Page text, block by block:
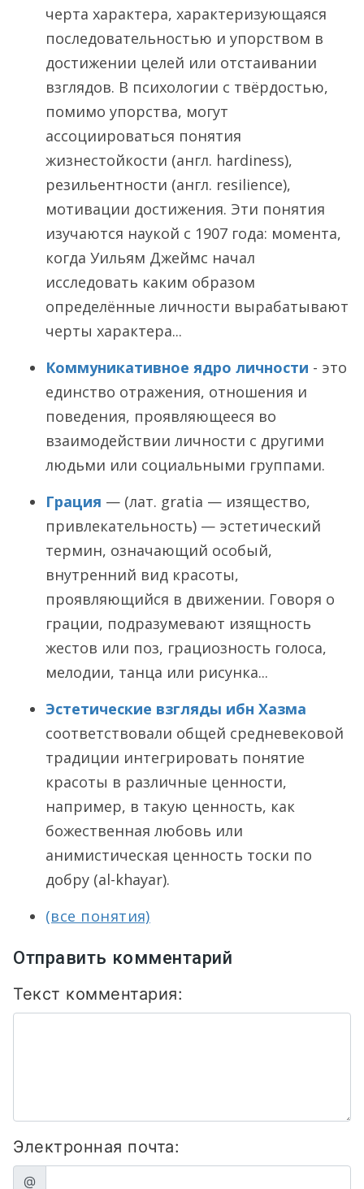
черта характера, характеризующаяся
последовательностью и упорством в
достижении целей или отстаивании
взглядов. В психологии с твёрдостью,
помимо упорства, могут
ассоциироваться понятия
жизнестойкости (англ. hardiness),
резильентности (англ. resilience),
мотивации достижения. Эти понятия
изучаются наукой с 1907 года: момента,
когда Уильям Джеймс начал
исследовать каким образом
определённые личности вырабатывают
черты характера...
Коммуникативное ядро личности - это
единство отражения, отношения и
поведения, проявляющееся во
взаимодействии личности с другими
людьми или социальными группами.
Грация — (лат. gratia — изящество,
привлекательность) — эстетический
термин, означающий особый,
внутренний вид красоты,
проявляющийся в движении. Говоря о
грации, подразумевают изящность
жестов или поз, грациозность голоса,
мелодии, танца или рисунка...
Эстетические взгляды ибн Хазма
соответствовали общей средневековой
традиции интегрировать понятие
красоты в различные ценности,
например, в такую ценность, как
божественная любовь или
анимистическая ценность тоски по
добру (al-khayar).
(все понятия)
Отправить комментарий
Текст комментария:
Электронная почта:
@